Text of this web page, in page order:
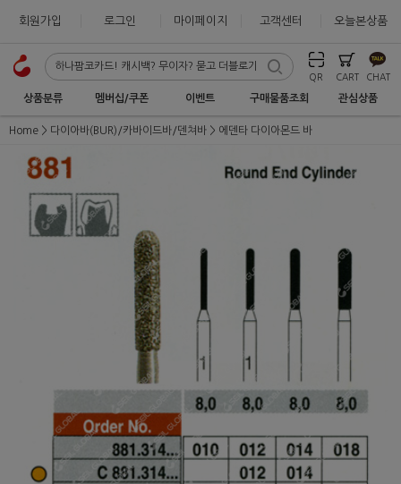
회원가입 로그인 마이페이지 고객센터 오늘본상품
QR CART CHAT
상품분류 멤버십/쿠폰 이벤트 구매물품조회 관심상품
Home 다이아바(BUR)/카바이드바/덴쳐바 에덴타 다이아몬드 바